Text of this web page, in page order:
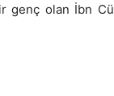
genç olan İbn